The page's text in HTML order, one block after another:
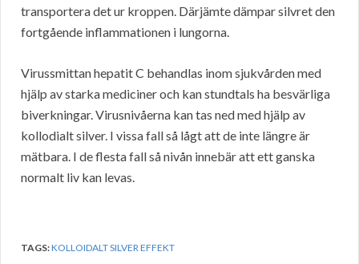
transportera det ur kroppen. Därjämte dämpar silvret den
fortgående inflammationen i lungorna.
Virussmittan hepatit C behandlas inom sjukvården med
hjälp av starka mediciner och kan stundtals ha besvärliga
biverkningar. Virusnivåerna kan tas ned med hjälp av
kollodialt silver. I vissa fall så lågt att de inte längre är
mätbara. I de flesta fall så nivån innebär att ett ganska
normalt liv kan levas.
TAGS:KOLLOIDALT SILVER EFFEKT